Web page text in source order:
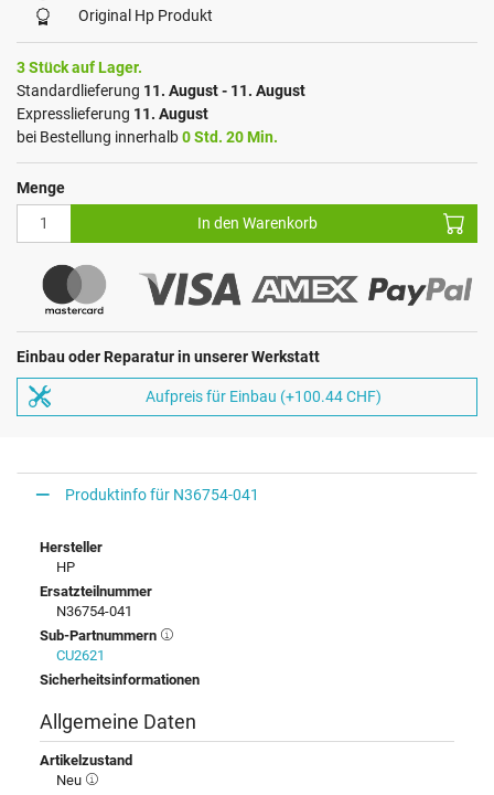
Original Hp Produkt
3 Stück auf Lager.
Standardlieferung 11. August - 11. August
Expresslieferung 11. August
bei Bestellung innerhalb0 Std. 20 Min.
Menge
In den Warenkorb
Einbau oder Reparatur in unserer Werkstatt
Aufpreis für Einbau (+100.44 CHF)
Produktinfo für N36754-041
Hersteller
HP
Ersatzteilnummer
N36754-041
Sub-Partnummern
CU2621
Sicherheitsinformationen
Allgemeine Daten
Artikelzustand
Neu